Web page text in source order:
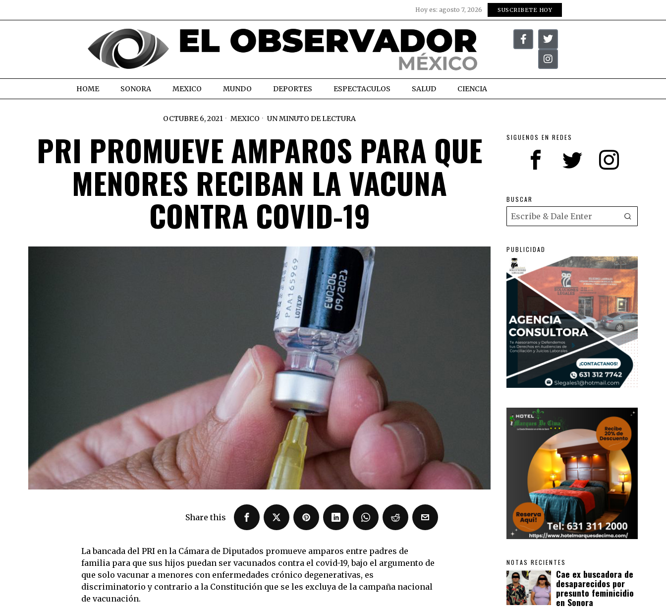
Hoy es: agosto 7, 2026 SUSCRIBETE HOY
HOME SONORA MEXICO MUNDO DEPORTES ESPECTACULOS SALUD CIENCIA
OCTUBRE 6, 2021 MEXICO UN MINUTO DE LECTURA
PRI PROMUEVE AMPAROS PARA QUE
MENORES RECIBAN LA VACUNA
CONTRA COVID-19
Share this
La bancada del PRI en la Cámara de Diputados promueve amparos entre padres de
familia para que sus hijos puedan ser vacunados contra el covid-19, bajo el argumento de
que solo vacunar a menores con enfermedades crónico degenerativas, es
discriminatorio y contrario a la Constitución que se les excluya de la campaña nacional
de vacunación.
SIGUENOS EN REDES
BUSCAR
PUBLICIDAD
NOTAS RECIENTES
Cae ex buscadora de
desaparecidos por
presunto feminicidio
en Sonora